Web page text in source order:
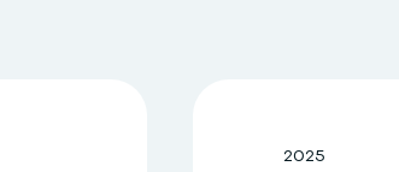
2025